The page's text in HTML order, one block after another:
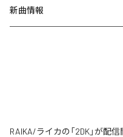
新曲情報
RAIKA/ライカの「2DK」が配